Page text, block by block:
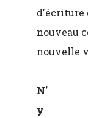
d'écriture
nouveau
nouvelle
N'
y